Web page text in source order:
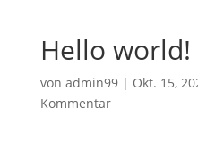
Hello world!
von admin99| Okt. 15,
Kommentar